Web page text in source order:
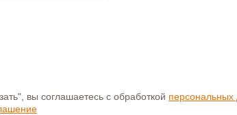
вы соглашаетесь с обработкой персональных